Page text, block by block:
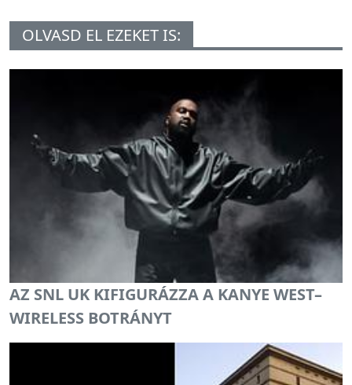
OLVASD EL EZEKET IS:
AZ SNL UK KIFIGURÁZZA A KANYE WEST–
WIRELESS BOTRÁNYT